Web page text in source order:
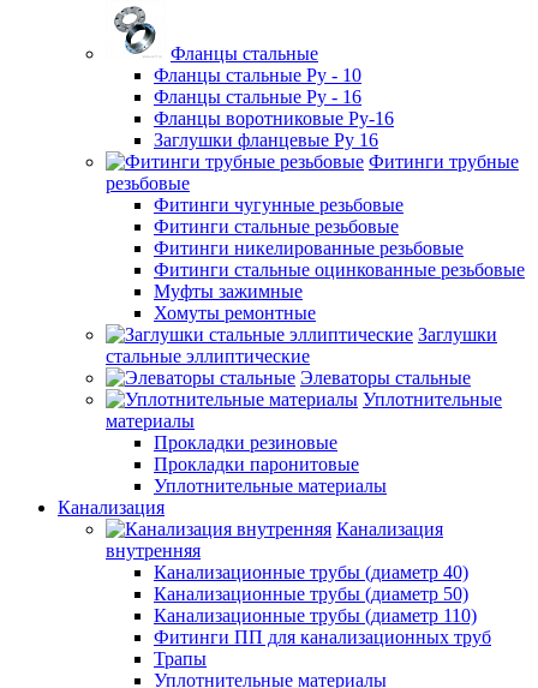
Фланцы стальные
Фланцы стальные Ру - 10
Фланцы стальные Ру - 16
Фланцы воротниковые Ру-16
Заглушки фланцевые Ру 16
Фитинги трубные
резьбовые
Фитинги чугунные резьбовые
Фитинги стальные резьбовые
Фитинги никелированные резьбовые
Фитинги стальные оцинкованные резьбовые
Муфты зажимные
Хомуты ремонтные
Заглушки
стальные эллиптические
Элеваторы стальные
Уплотнительные
материалы
Прокладки резиновые
Прокладки паронитовые
Уплотнительные материалы
Канализация
Канализация
внутренняя
Канализационные трубы (диаметр 40)
Канализационные трубы (диаметр 50)
Канализационные трубы (диаметр 110)
Фитинги ПП для канализационных труб
Трапы
Уплотнительные материалы